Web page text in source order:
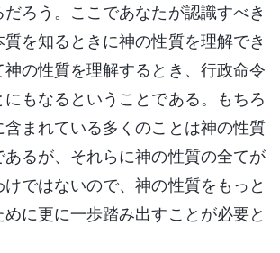
ろう。ここであなたが認識すべき
を知るときに神の性質を理解でき
神の性質を理解するとき、行政命令
にもなるということである。もちろ
含まれている多くのことは神の性質
るが、それらに神の性質の全てが
ではないので、神の性質をもっと
に更に一歩踏み出すことが必要と